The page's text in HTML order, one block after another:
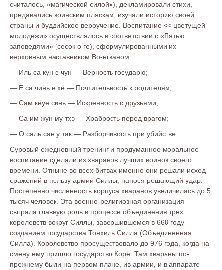
считалось, «магической силой»), декламировали стихи,
предавались воинским пляскам, изучали историю своей
страны и буддийское вероучение. Воспитание << цветущей
молодежи» осуществлялось в соответствии с «Пятью
заповедями» (сесок о ге), сформулированными их
верховным наставником Во-нгваном:
— Иль са кун е чун — Верность государю;
— Е са чинь е хё — Почтительность к родителям;
— Сам кёуе синь — Искренность с друзьями;
— Са им жун му тхэ — Храбрость перед врагом;
— О саль сан у так — Разборчивость при убийстве.
Суровый ежедневный тренинг и продуманное моральное
воспитание сделали из хваранов лучших воинов своего
времени. Отныне во всех битвах именно они решали исход
сражений в пользу армии Силлы, нанося решающий удар.
Постепенно численность корпуса хваранов увеличилась до 5
тысяч человек. Эта военно-религиозная организация
сыграла главную роль в процессе объединения трех
королевств вокруг Силлы, завершившемся в 668 году
созданием государства Тонхиль Силла (Объединенная
Силла). Королевство просуществовало до 976 года, когда на
смену ему пришло государство Корё. Там хвараны по-
прежнему были на первом плане, ив армии, и в аппарате